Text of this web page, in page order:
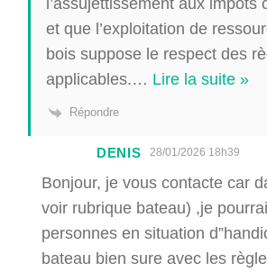
et que l’exploitation de
bois suppose le respect des
applicables.… Lire la suite »
Répondre
DENIS 28/01/2026 18h39
Bonjour, je vous contacte car
voir rubrique bateau) ,je
personnes en situation
bateau bien sure avec les